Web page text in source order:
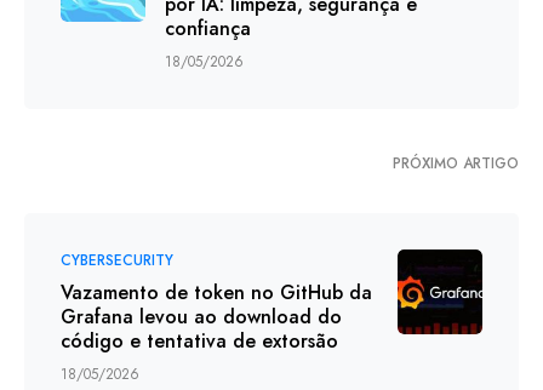
confiança
18/05/2026
PRÓXIMO ARTIGO
CYBERSECURITY
Vazamento de token no GitHub da
Grafana levou ao download do
código e tentativa de extorsão
18/05/2026